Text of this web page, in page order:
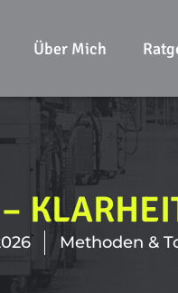
Über Mich
Methoden &